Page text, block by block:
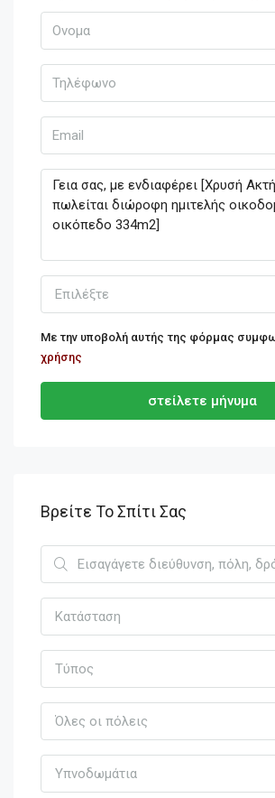
Επιλέξτε
Με την υποβολή αυτής της φόρμας
χρήσης
στείλετε μήνυμα
Βρείτε Το Σπίτι Σας
Κατάσταση
Τύπος
Όλες οι πόλεις
Υπνοδωμάτια